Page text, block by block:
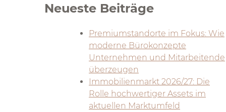
Neueste Beiträge
Premiumstandorte im Fokus: Wie
moderne Bürokonzepte
Unternehmen und Mitarbeitende
überzeugen
Immobilienmarkt 2026/27: Die
Rolle hochwertiger Assets im
aktuellen Marktumfeld